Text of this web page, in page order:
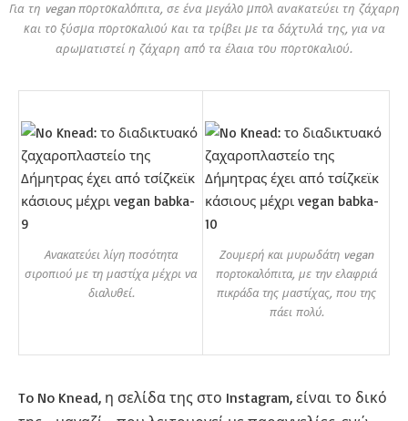
Για τη vegan πορτοκαλόπιτα, σε ένα μεγάλο μπολ ανακατεύει τη ζάχαρη
και το ξύσμα πορτοκαλιού και τα τρίβει με τα δάχτυλά της, για να
αρωματιστεί η ζάχαρη από τα έλαια του πορτοκαλιού.
Ανακατεύει λίγη ποσότητα
σιροπιού με τη μαστίχα μέχρι να
διαλυθεί.
Ζουμερή και μυρωδάτη vegan
πορτοκαλόπιτα, με την ελαφριά
πικράδα της μαστίχας, που της
πάει πολύ.
To No Knead, η σελίδα της στο Instagram, είναι το δικό